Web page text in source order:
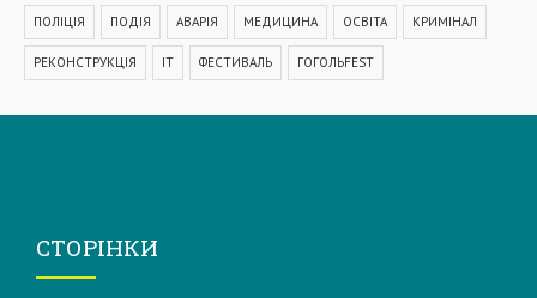
ПОЛІЦІЯ ПОДІЯ АВАРІЯ МЕДИЦИНА ОСВІТА КРИМІНАЛ
РЕКОНСТРУКЦІЯ IT ФЕСТИВАЛЬ ГОГОЛЬFEST
СТОРІНКИ